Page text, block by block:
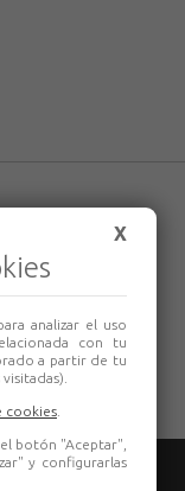
X
analizar el uso
con tu
a partir de tu
cookies
botón "Aceptar",
y configurarlas